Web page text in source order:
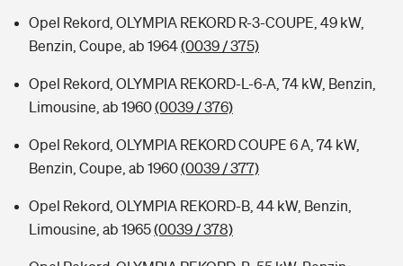
Opel Rekord, OLYMPIA REKORD R-3-COUPE, 49 kW,
Benzin, Coupe, ab 1964(0039 / 375)
Opel Rekord, OLYMPIA REKORD-L-6-A, 74 kW, Benzin,
Limousine, ab 1960(0039 / 376)
Opel Rekord, OLYMPIA REKORD COUPE 6 A, 74 kW,
Benzin, Coupe, ab 1960(0039 / 377)
Opel Rekord, OLYMPIA REKORD-B, 44 kW, Benzin,
Limousine, ab 1965(0039 / 378)